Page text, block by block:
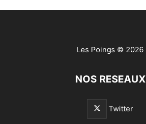
Les Poings © 2026
NOS RESEAUX
Twitter